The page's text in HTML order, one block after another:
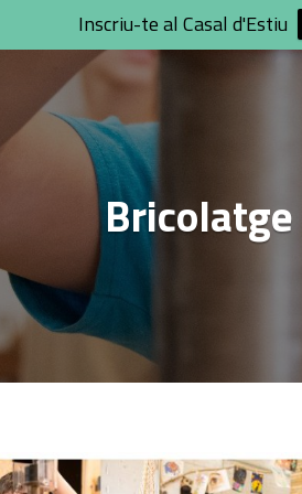
Inscriu-te al Casal d'Estiu